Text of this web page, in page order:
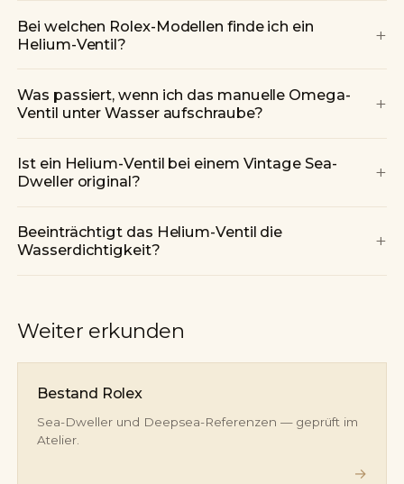
Bei welchen Rolex-Modellen finde ich ein
Helium-Ventil?
+
Was passiert, wenn ich das manuelle Omega-
Ventil unter Wasser aufschraube?
+
Ist ein Helium-Ventil bei einem Vintage Sea-
Dweller original?
+
Beeinträchtigt das Helium-Ventil die
Wasserdichtigkeit?
+
Weiter erkunden
Bestand Rolex
Sea-Dweller und Deepsea-Referenzen — geprüft im
Atelier.
→